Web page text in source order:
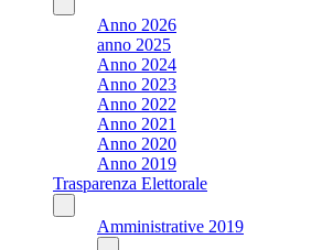
Anno 2026
anno 2025
Anno 2024
Anno 2023
Anno 2022
Anno 2021
Anno 2020
Anno 2019
Trasparenza Elettorale
Amministrative 2019